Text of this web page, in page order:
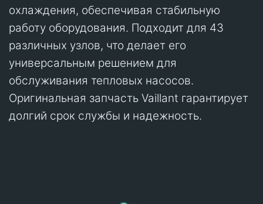
охлаждения, обеспечивая стабильную
работу оборудования. Подходит для 43
различных узлов, что делает его
универсальным решением для
обслуживания тепловых насосов.
Оригинальная запчасть Vaillant гарантирует
долгий срок службы и надежность.